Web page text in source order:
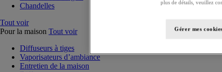
Chandelles
Tout voir
Pour la maison Tout voir
Diffuseurs à tiges
Vaporisateurs d’ambiance
Entretien de la maison
plus de détails, veuillez
Gérer mes